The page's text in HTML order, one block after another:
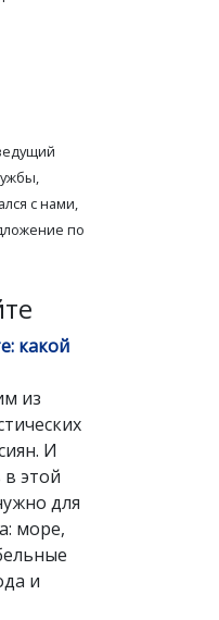
с нами,
по
какой
из
И
этой
для
море,
и